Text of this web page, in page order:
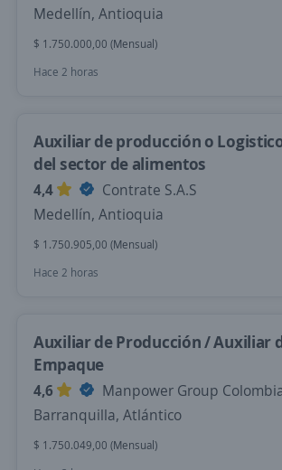
Medellín, Antioquia
$ 1.750.000,00 (Mensual)
Hace 2 horas
Auxiliar de producción o
del sector de alimentos
4,4
Contrate S.A.S
Medellín, Antioquia
$ 1.750.905,00 (Mensual)
Hace 2 horas
Auxiliar de Producción / Auxiliar
Empaque
4,6
Manpower Group
Barranquilla, Atlántico
$ 1.750.049,00 (Mensual)